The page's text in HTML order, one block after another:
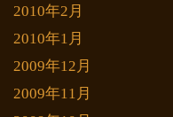
2010年2月
2010年1月
2009年12月
2009年11月